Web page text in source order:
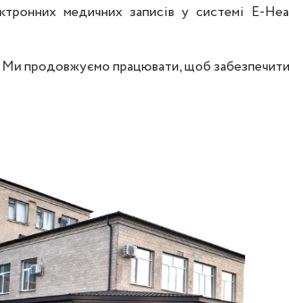
медичних записів у системі E-
продовжуємо працювати, щоб